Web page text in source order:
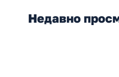
Недавно